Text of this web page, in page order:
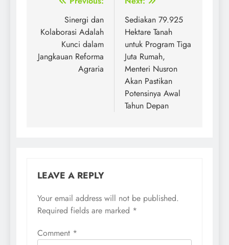
navigation
Sinergi dan
Kolaborasi Adalah
Kunci dalam
Jangkauan Reforma
Agraria
Sediakan 79.925
Hektare Tanah
untuk Program Tiga
Juta Rumah,
Menteri Nusron
Akan Pastikan
Potensinya Awal
Tahun Depan
LEAVE A REPLY
Your email address will not be published.
Required fields are marked *
Comment *